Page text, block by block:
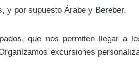
y por supuesto Árabe y Bereber.
que nos permiten llegar a
excursiones